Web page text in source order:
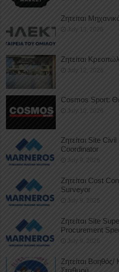
Ζητείται
July 13, 2026
Ζητείται
July 12, 2026
Cosmos Sport:
July 10, 2026
Ζητείται Site
Coordinator
July 9, 2026
Ζητείται Cost
Surveyor
July 9, 2026
Ζητείται Site
Procurement
July 9, 2026
Ζητείται Βοηθός/